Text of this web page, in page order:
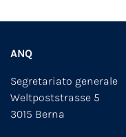
ANQ
Segretariato generale
Weltpoststrasse 5
3015 Berna